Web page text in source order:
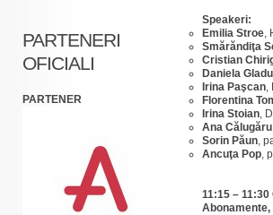
PARTENERI
OFICIALI
PARTENER
Speakeri:
Emilia Stroe,
Smărăndiţa
Cristian
Daniela
Irina Paşcan,
Florentina
Irina Stoian,
Ana Călugăru
Sorin Păun,
Ancuţa Pop,
11:15 –
Abonamente,